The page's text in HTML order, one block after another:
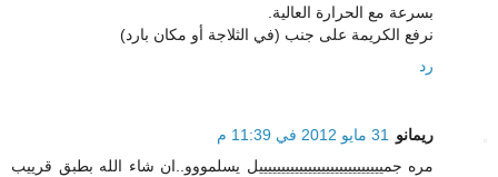
بسرعة مع الحرارة العالية.
نرفع الكريمة على جنب (في الثلاجة أو مكان بارد)
رد
ريمانو
31 مايو 2012 في 11:39 م
مره جمييييييييييييييييييييييييييييل يسلمووو..ان شاء الله بطبق قرييب